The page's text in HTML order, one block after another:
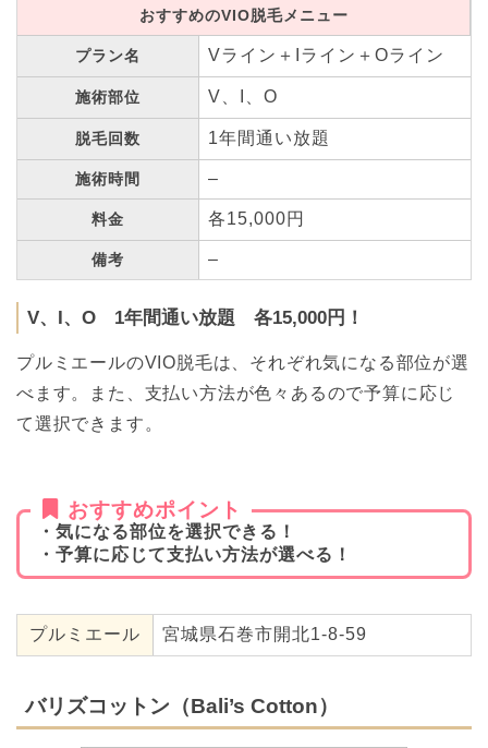
おすすめのVIO脱毛メニュー
プラン名 Vライン＋Iライン＋Oライン
施術部位 V、I、O
脱毛回数 1年間通い放題
施術時間 –
料金 各15,000円
備考 –
V、I、O 1年間通い放題 各15,000円！
プルミエールのVIO脱毛は、それぞれ気になる部位が選
べます。また、支払い方法が色々あるので予算に応じ
て選択できます。
おすすめポイント
・気になる部位を選択できる！
・予算に応じて支払い方法が選べる！
プルミエール 宮城県石巻市開北1-8-59
バリズコットン（Bali’s Cotton）